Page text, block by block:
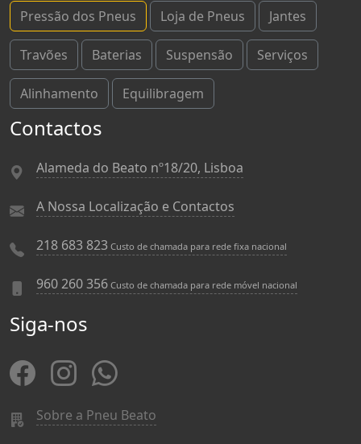
Pressão dos Pneus Loja de Pneus Jantes
Travões Baterias Suspensão Serviços
Alinhamento Equilibragem
Contactos
Alameda do Beato nº18/20, Lisboa
A Nossa Localização e Contactos
218 683 823 Custo de chamada para rede fixa nacional
960 260 356 Custo de chamada para rede móvel nacional
Siga-nos
Sobre a Pneu Beato